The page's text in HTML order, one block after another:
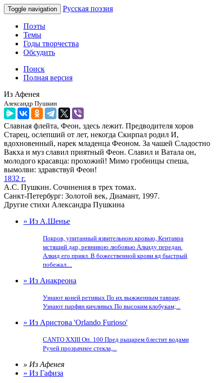
Toggle navigation Русская поэзия
Поэты
Темы
Годы творчества
Обсудить
Поиск
Полная версия
Из Афенея
Александр Пушкин
Славная флейта, Феон, здесь лежит. Предводителя хоров
Старец, ослепший от лет, некогда Скирпал родил И,
вдохновенный, нарек младенца Феоном. За чашей Сладостно
Вакха и муз славил приятный Феон. Славил и Ватала он,
молодого красавца: прохожий! Мимо гробницы спеша,
вымолви: здравствуй Феон!
1832 г.
А.С. Пушкин. Сочинения в трех томах.
Санкт-Петербург: Золотой век, Диамант, 1997.
Другие стихи Александра Пушкина
» Из А.Шенье
Покров, упитанный язвительною кровью, Кентавра
мстящий дар, ревнивою любовью Алкиду передан.
Алкид его приял. В божественной крови яд быстрый
побежал....
» Из Анакреона
Узнают коней ретивых По их выжженным таврам;
Узнают парфян кичливых По высоким клобукам;...
» Из Аристова 'Orlando Furioso'
CANTO XXIII Ott. 100 Пред рыцарем блестит водами
Ручей прозрачнее стекла,...
» Из Афенея
» Из Гафиза